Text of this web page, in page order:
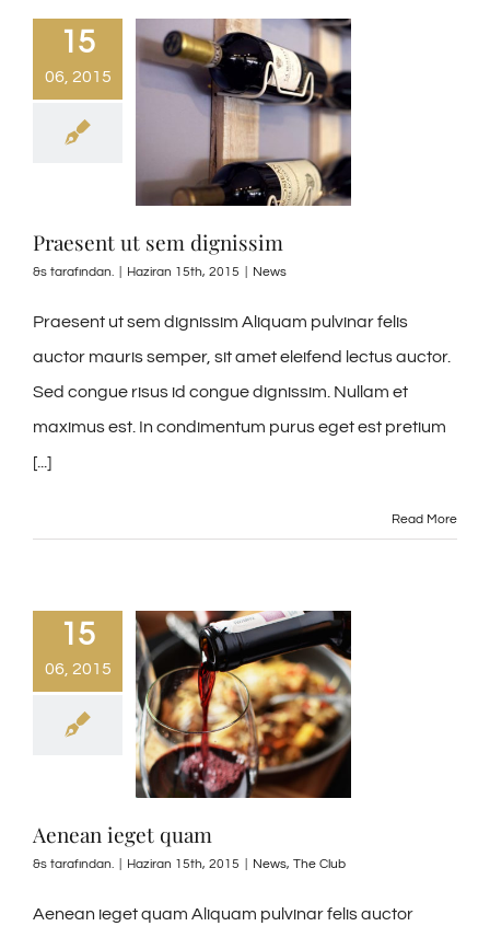
15
06, 2015
Praesent ut sem dignissim
&s tarafından. Haziran 15th, 2015 News
Praesent ut sem dignissim Aliquam pulvinar felis
auctor mauris semper, sit amet eleifend lectus auctor.
Sed congue risus id congue dignissim. Nullam et
maximus est. In condimentum purus eget est pretium
[...]
Read More
15
06, 2015
Aenean ieget quam
&s tarafından. Haziran 15th, 2015 News, The Club
Aenean ieget quam Aliquam pulvinar felis auctor